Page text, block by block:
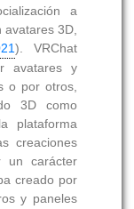
a
avatares 3D,
). VRChat
avatares y
o por otros,
3D como
plataforma
creaciones
un carácter
creado por
y paneles